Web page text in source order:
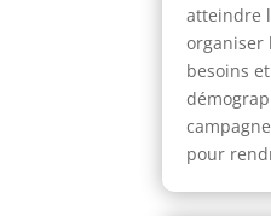
atteindre
organiser
besoins
pour